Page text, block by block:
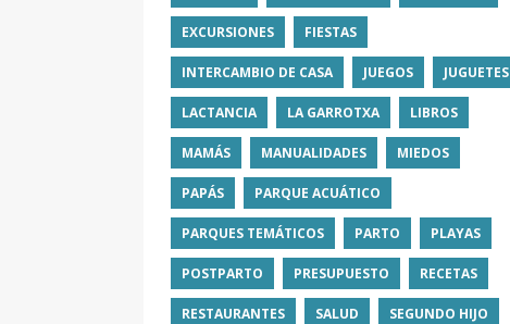
EXCURSIONES FIESTAS
INTERCAMBIO DE CASA JUEGOS JUGUETES
LACTANCIA LA GARROTXA LIBROS
MAMÁS MANUALIDADES MIEDOS
PAPÁS PARQUE ACUÁTICO
PARQUES TEMÁTICOS PARTO PLAYAS
POSTPARTO PRESUPUESTO RECETAS
RESTAURANTES SALUD SEGUNDO HIJO